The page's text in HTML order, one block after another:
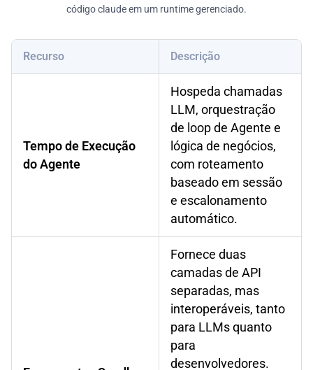
código claude em um runtime gerenciado.
Recurso Descrição
Tempo de Execução
do Agente
Hospeda chamadas
LLM, orquestração
de loop de Agente e
lógica de negócios,
com roteamento
baseado em sessão
e escalonamento
automático.
Fornece duas
camadas de API
separadas, mas
interoperáveis, tanto
para LLMs quanto
para
desenvolvedores.